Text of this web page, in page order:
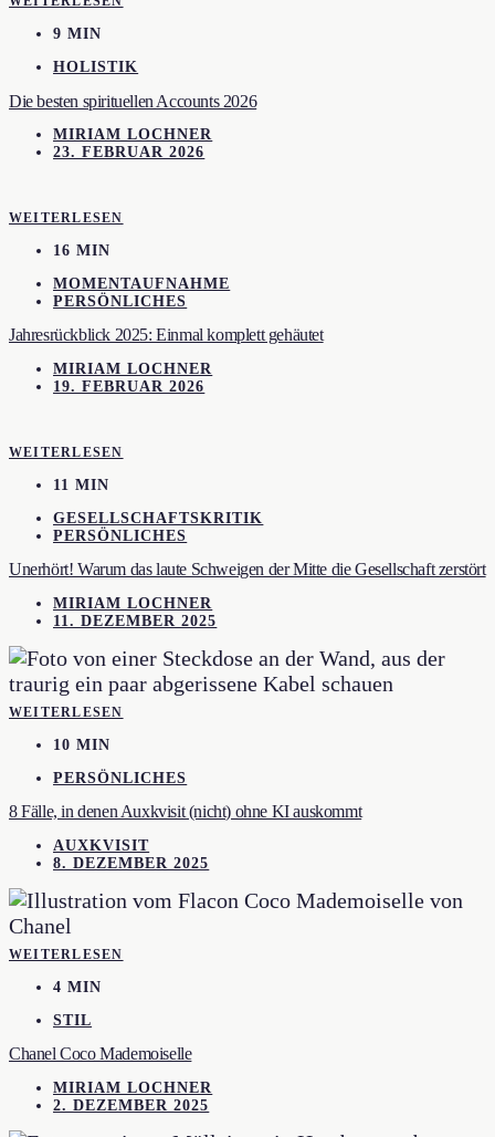
9 MIN
HOLISTIK
Die besten spirituellen Accounts 2026
MIRIAM LOCHNER
23. FEBRUAR 2026
WEITERLESEN
16 MIN
MOMENTAUFNAHME
PERSÖNLICHES
Jahresrückblick 2025: Einmal komplett gehäutet
MIRIAM LOCHNER
19. FEBRUAR 2026
WEITERLESEN
11 MIN
GESELLSCHAFTSKRITIK
PERSÖNLICHES
Unerhört! Warum das laute Schweigen der Mitte die Gesellschaft zerstört
MIRIAM LOCHNER
11. DEZEMBER 2025
WEITERLESEN
10 MIN
PERSÖNLICHES
8 Fälle, in denen Auxkvisit (nicht) ohne KI auskommt
AUXKVISIT
8. DEZEMBER 2025
WEITERLESEN
4 MIN
STIL
Chanel Coco Mademoiselle
MIRIAM LOCHNER
2. DEZEMBER 2025